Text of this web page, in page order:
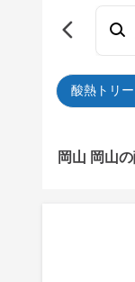
酸熱トリ
岡山 岡山